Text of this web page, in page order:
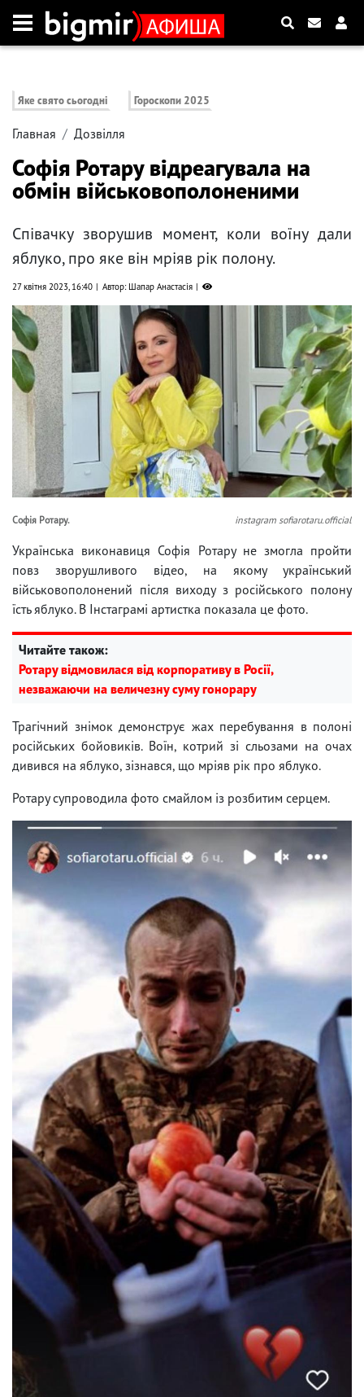
Яке свято сьогодні Гороскопи 2025
Главная Дозвілля
Софія Ротару відреагувала на
обмін військовополоненими
Співачку зворушив момент, коли воїну дали
яблуко, про яке він мріяв рік полону.
27 квітня 2023, 16:40 Автор: Шапар Анастасія
Софія Ротару. instagram sofiarotaru.official
Українська виконавиця Софія Ротару не змогла пройти
повз зворушливого відео, на якому український
військовополонений після виходу з російського полону
їсть яблуко. В Інстаграмі артистка показала це фото.
Читайте також:
Ротару відмовилася від корпоративу в Росії,
незважаючи на величезну суму гонорару
Трагічний знімок демонструє жах перебування в полоні
російських бойовиків. Воїн, котрий зі сльозами на очах
дивився на яблуко, зізнався, що мріяв рік про яблуко.
Ротару супроводила фото смайлом із розбитим серцем.